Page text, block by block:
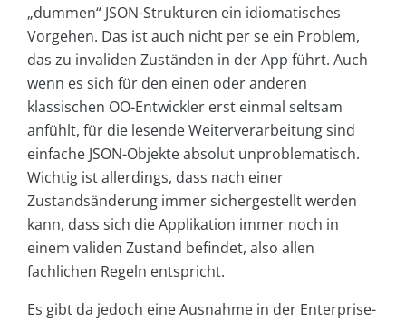
„dummen“ JSON-Strukturen ein idiomatisches
Vorgehen. Das ist auch nicht per se ein Problem,
das zu invaliden Zuständen in der App führt. Auch
wenn es sich für den einen oder anderen
klassischen OO-Entwickler erst einmal seltsam
anfühlt, für die lesende Weiterverarbeitung sind
einfache JSON-Objekte absolut unproblematisch.
Wichtig ist allerdings, dass nach einer
Zustandsänderung immer sichergestellt werden
kann, dass sich die Applikation immer noch in
einem validen Zustand befindet, also allen
fachlichen Regeln entspricht.
Es gibt da jedoch eine Ausnahme in der Enterprise-